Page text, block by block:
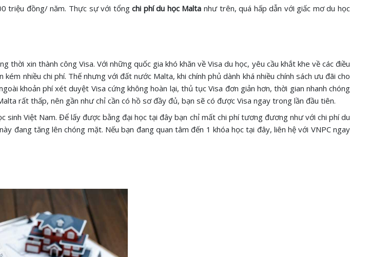
triệu đồng/ năm. Thực sự với tổngchi phí du học Malta như trên, quá hấp dẫn với giấc mơ du học
xin thành công Visa. Với những quốc gia khó khăn về Visa du học, yêu cầu khắt khe về các điều
nhiều chi phí. Thế nhưng với đất nước Malta, khi chính phủ dành khá nhiều chính sách ưu đãi cho
khoản phí xét duyệt Visa cứng không hoàn lại, thủ tục Visa đơn giản hơn, thời gian nhanh chóng
rất thấp, nên gần như chỉ cần có hồ sơ đầy đủ, bạn sẽ có được Visa ngay trong lần đầu tiên.
sinh Việt Nam. Để lấy được bằng đại học tại đây bạn chỉ mất chi phí tương đương như với chi phí du
đang tăng lên chóng mặt. Nếu bạn đang quan tâm đến 1 khóa học tại đây, liên hệ với VNPC ngay